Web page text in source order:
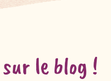
le blog !